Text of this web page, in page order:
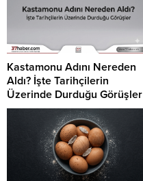
Kastamonu Adını Nereden
Aldı? İşte Tarihçilerin
Üzerinde Durduğu Görüşler